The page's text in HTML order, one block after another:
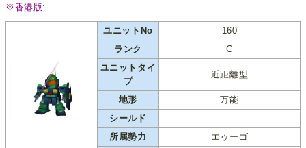
※香港版:
ユニットNo
160
ランク
C
ユニットタイ
プ
近距離型
地形
万能
シールド
所属勢力
エゥーゴ